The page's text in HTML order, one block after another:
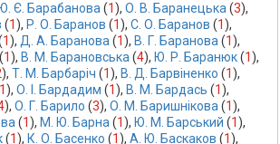
Ю. Є. Барабанова (1), О. В. Баранецька (3),
(1), Р. О. Баранов (1), С. О. Баранов (1),
1), Д. А. Баранова (1), В. Г. Баранова (1),
(1), В. М. Барановська (4), Ю. Р. Баранюк (1),
), Т. М. Барбаріч (1), В. Д. Барвіненко (1),
1), О. І. Бардадим (1), В. М. Бардась (1),
), О. Г. Барило (3), О. М. Баришнікова (1),
(1), М. Ю. Барна (1), Ю. М. Барський (1),
(1), К. О. Басенко (1), А. Ю. Баскаков (1),